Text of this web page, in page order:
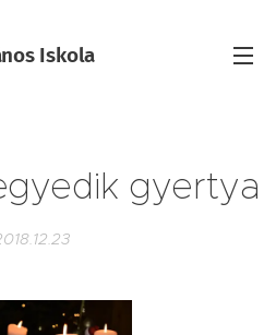
Iskola
gyertya